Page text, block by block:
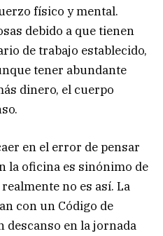
físico y mental.
debido a que tienen
de trabajo establecido,
tener abundante
dinero, el cuerpo
en el error de pensar
la oficina es sinónimo de
no es así. La
con un Código de
descanso en la jornada